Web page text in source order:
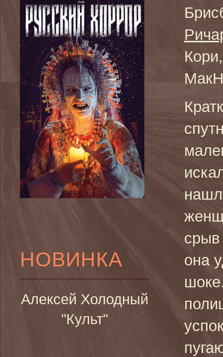
НОВИНКА
Алексей Холодный
"Культ"
срыв
она